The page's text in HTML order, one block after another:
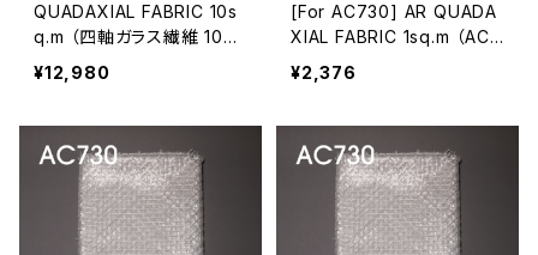
QUADAXIAL FABRIC 10s
q.m （四軸ガラス繊維 10平
方m ）For AC100/200
¥12,980
[For AC730] AR QUADA
XIAL FABRIC 1sq.m （AC7
30用 AR四軸ガラス繊維 1
平方m）
¥2,376